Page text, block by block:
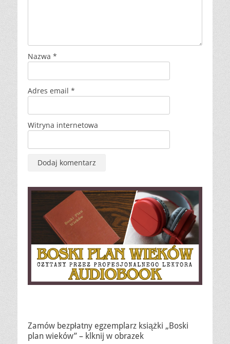
Nazwa *
Adres email *
Witryna internetowa
Zamów bezpłatny egzemplarz książki „Boski
plan wieków” – klknij w obrazek